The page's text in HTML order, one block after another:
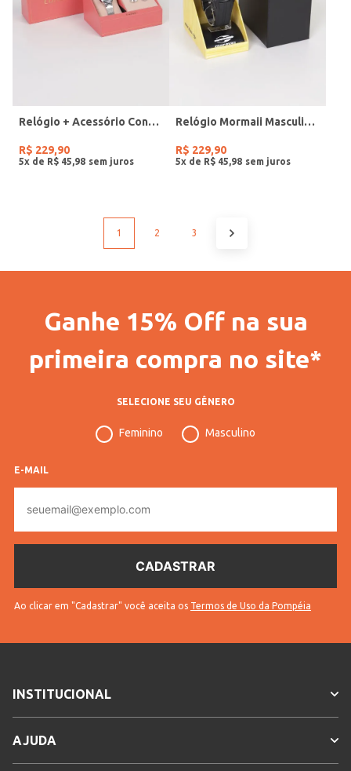
Relógio + Acessório Condor Feminino PRATA
R$ 229,90
5x de R$ 45 98
Relógio Mormaii Masculino PRETO
R$ 229,90
5x de R$ 45 98
1 2 3
Ganhe 15% Off na sua
primeira compra no site*
SELECIONE SEU GÊNERO
Feminino Masculino
E-MAIL
mail
Ao clicar em "Cadastrar" você aceita os Termos de Uso da Pompéia
INSTITUCIONAL
AJUDA